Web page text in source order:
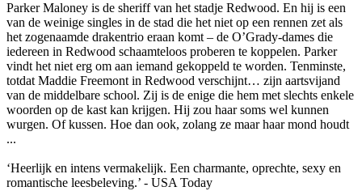
Parker Maloney is de sheriff van het stadje Redwood. En hij is een
van de weinige singles in de stad die het niet op een rennen zet als
het zogenaamde drakentrio eraan komt – de O’Grady-dames die
iedereen in Redwood schaamteloos proberen te koppelen. Parker
vindt het niet erg om aan iemand gekoppeld te worden. Tenminste,
totdat Maddie Freemont in Redwood verschijnt… zijn aartsvijand
van de middelbare school. Zij is de enige die hem met slechts enkele
woorden op de kast kan krijgen. Hij zou haar soms wel kunnen
wurgen. Of kussen. Hoe dan ook, zolang ze maar haar mond houdt
...
‘Heerlijk en intens vermakelijk. Een charmante, oprechte, sexy en
romantische leesbeleving.’ - USA Today